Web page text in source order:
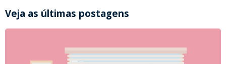
Veja as últimas postagens